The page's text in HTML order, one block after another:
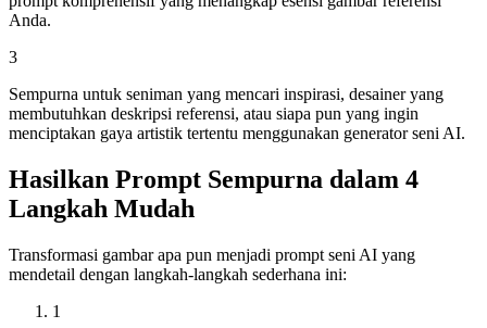
Anda.
3
Sempurna untuk seniman yang mencari inspirasi, desainer yang
membutuhkan deskripsi referensi, atau siapa pun yang ingin
menciptakan gaya artistik tertentu menggunakan generator seni AI.
Hasilkan Prompt Sempurna dalam 4
Langkah Mudah
Transformasi gambar apa pun menjadi prompt seni AI yang
mendetail dengan langkah-langkah sederhana ini:
1